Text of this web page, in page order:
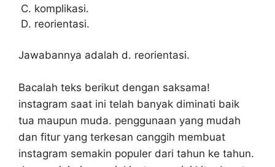
komplikasi.
reorientasi.
Jawabannya adalah d. reorientasi.
Bacalah teks berikut dengan saksama!
instagram saat ini telah banyak diminati baik
tua maupun muda. penggunaan yang mudah
dan fitur yang terkesan canggih membuat
instagram semakin populer dari tahun ke tahun.